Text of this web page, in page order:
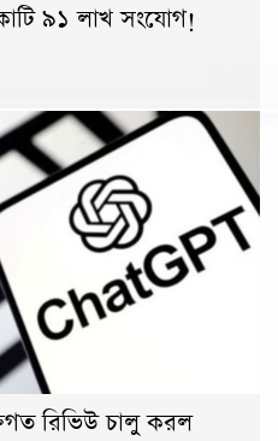
৯১ লাখ সংযোগ!
রিভিউ চালু করল